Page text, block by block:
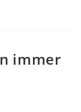
immer